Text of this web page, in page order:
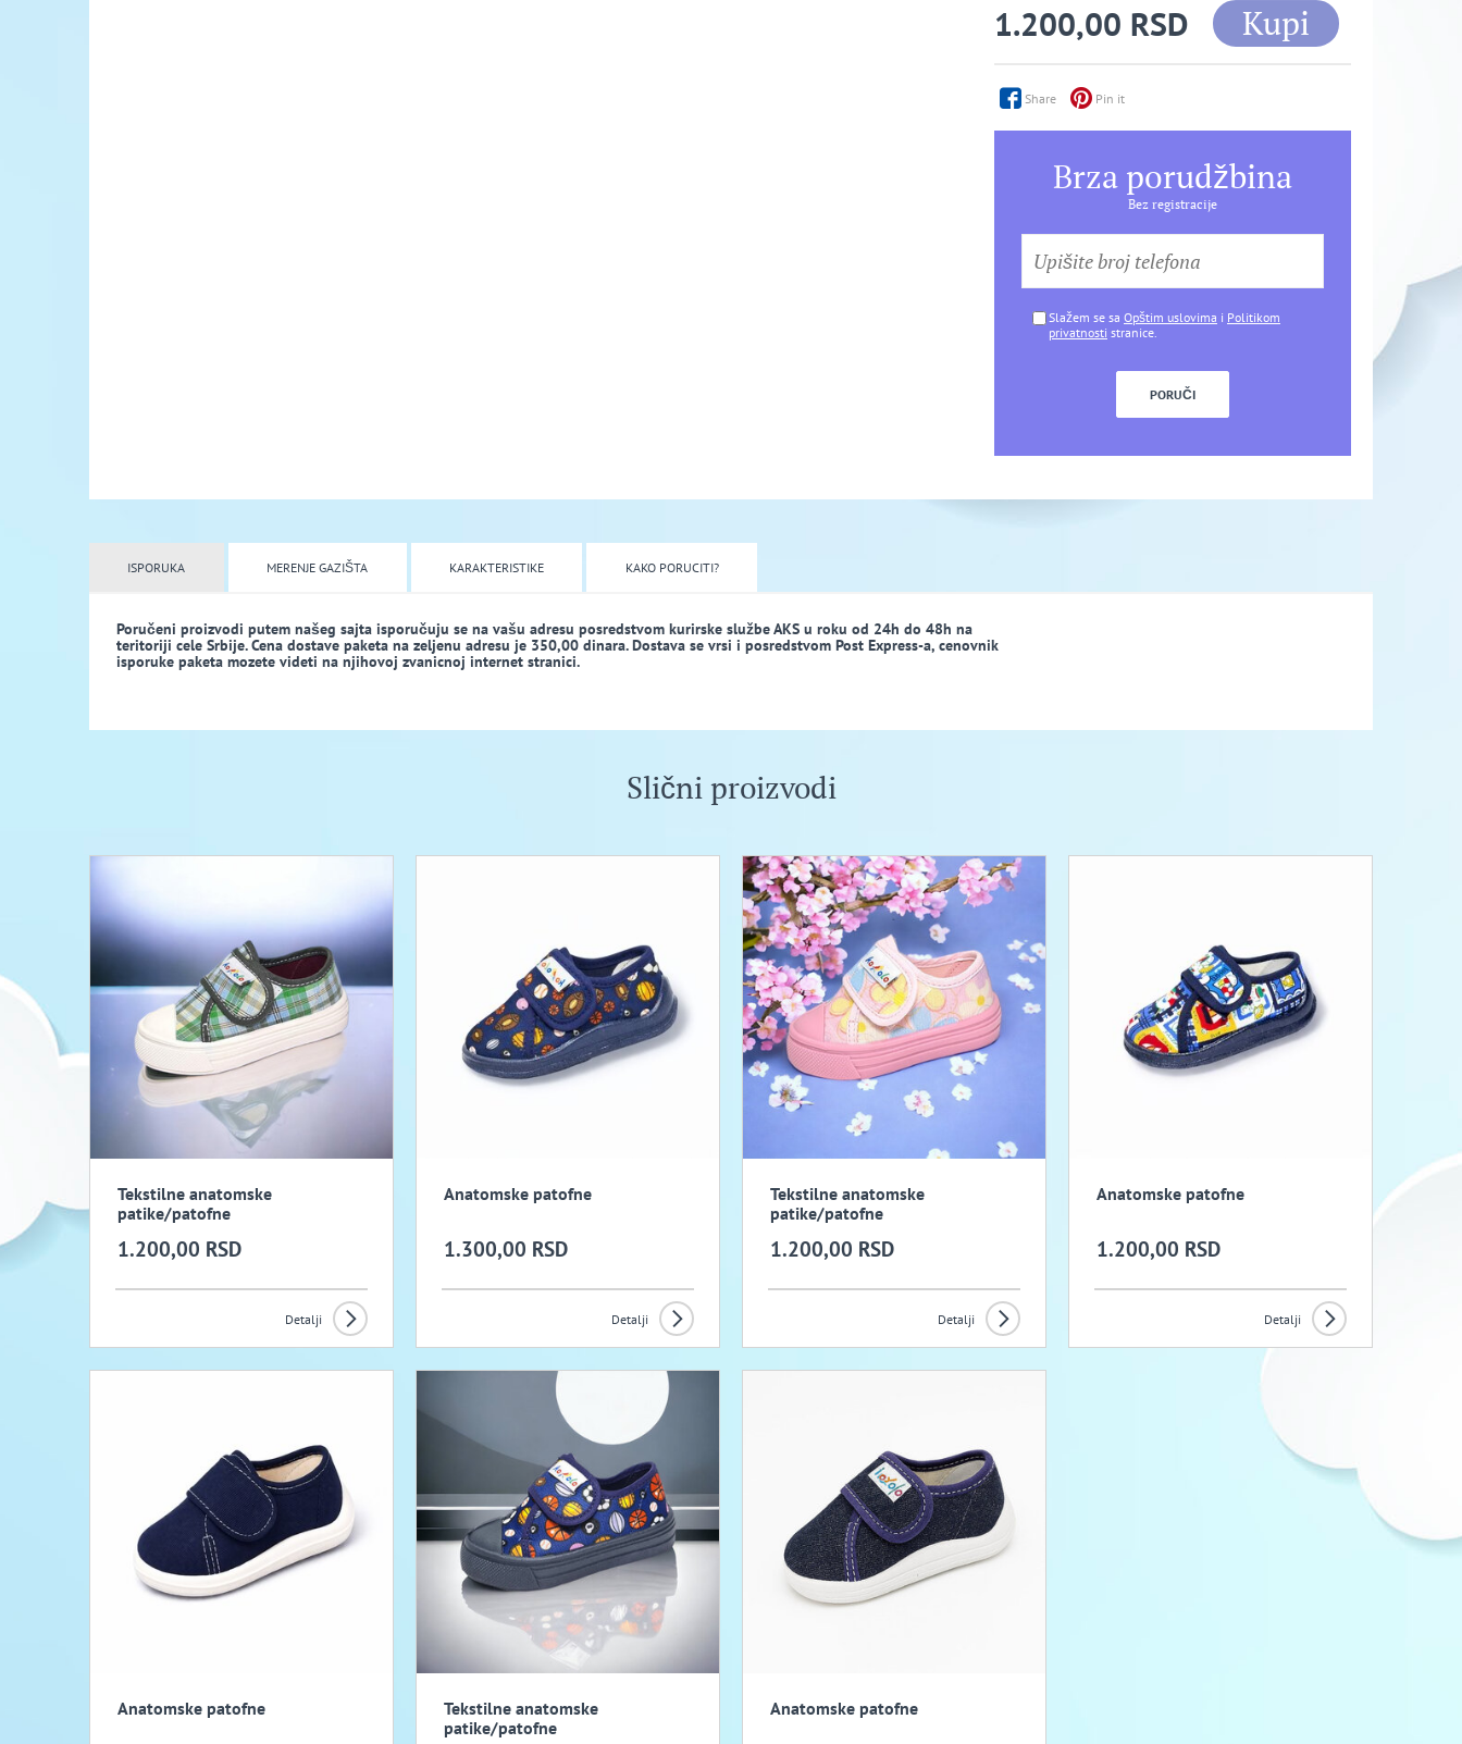
1.200,00 RSD Kupi
Share Pin it
Brza porudžbina
Bez registracije
Slažem se sa Opštim uslovima i Politikom
privatnosti stranice.
ISPORUKA MERENJE GAZIŠTA KARAKTERISTIKE KAKO PORUCITI?
Poručeni proizvodi putem našeg sajta isporučuju se na vašu adresu posredstvom kurirske službe AKS u roku od 24h do 48h na
teritoriji cele Srbije. Cena dostave paketa na zeljenu adresu je 350,00 dinara. Dostava se vrsi i posredstvom Post Express-a, cenovnik
isporuke paketa mozete videti na njihovoj zvanicnoj internet stranici.
Slični proizvodi
Tekstilne anatomske
patike/patofne
1.200,00 RSD
Detalji
Anatomske patofne
1.300,00 RSD
Detalji
Tekstilne anatomske
patike/patofne
1.200,00 RSD
Detalji
Anatomske patofne
1.200,00 RSD
Detalji
Anatomske patofne
Tekstilne anatomske
patike/patofne
Anatomske patofne